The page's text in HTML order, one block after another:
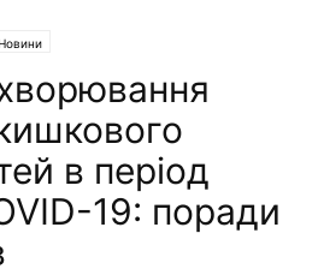
в період
19: поради